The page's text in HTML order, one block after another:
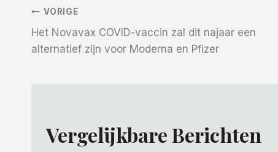
Bericht
Navigatie
VORIGE
Het Novavax COVID-vaccin zal dit najaar een
alternatief zijn voor Moderna en Pfizer
Vergelijkbare Berichten